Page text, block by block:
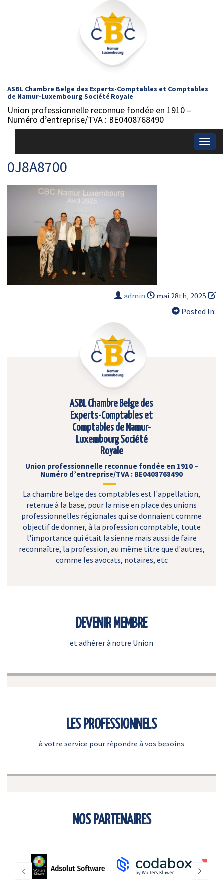
ASBL Chambre Belge des Experts-Comptables et Comptables
de Namur-Luxembourg Société Royale
Union professionnelle reconnue fondée en 1910 –
Numéro d’entreprise/TVA : BE0408768490
0J8A8700
admin
mai 28th, 2025
Posted In:
ASBL Chambre Belge des
Experts-Comptables et
Comptables de Namur-
Luxembourg Société
Royale
Union professionnelle reconnue fondée en 1910 –
Numéro d’entreprise/TVA : BE0408768490
La chambre belge des comptables est l'appellation,
retenue à la base, pour la mise en place des unions
professionnelles régionales qui se donnaient comme
objectif de donner, à la profession comptable, toute
l'importance qui était la sienne mais aussi de faire
reconnaître, la profession, au même titre que d'autres,
comme les avocats, notaires, etc
DEVENIR MEMBRE
et adhérer à notre Union
LES PROFESSIONNELS
à votre service pour répondre à vos besoins
NOS PARTENAIRES